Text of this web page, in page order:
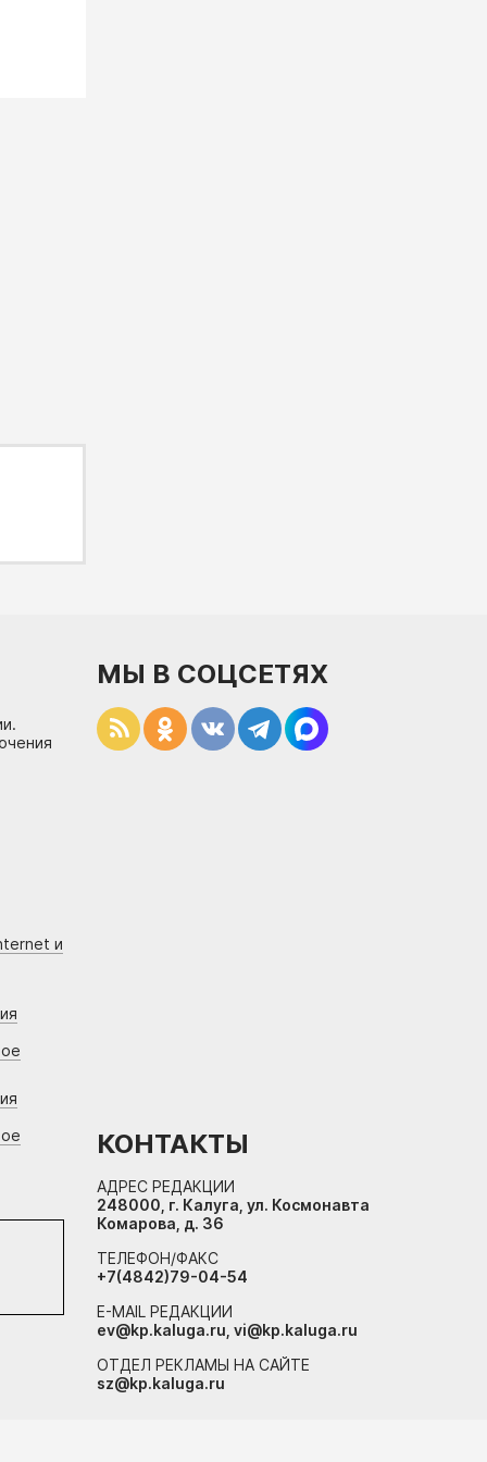
и
МЫ В СОЦСЕТЯХ
КОНТАКТЫ
АДРЕС РЕДАКЦИИ
248000, г. Калуга, ул. Космонавта
Комарова, д. 36
ТЕЛЕФОН/ФАКС
+7(4842)79-04-54
E-MAIL РЕДАКЦИИ
ev@kp.kaluga.ru, vi@kp.kaluga.ru
ОТДЕЛ РЕКЛАМЫ НА САЙТЕ
sz@kp.kaluga.ru